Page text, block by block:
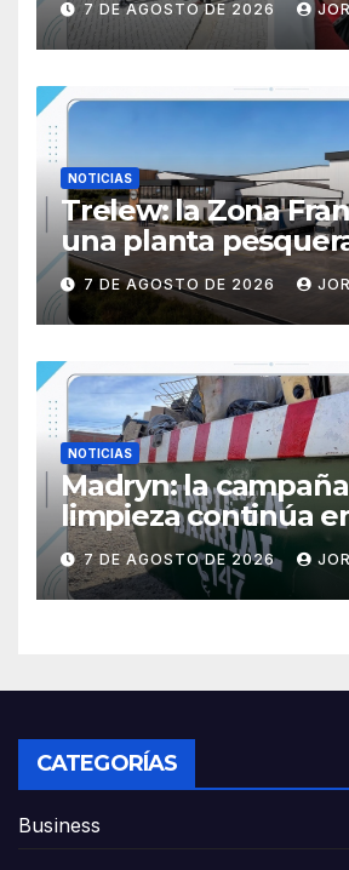
7 DE AGOSTO DE 2026
NOTICIAS
Trelew: la Zona
una planta
inversión de USD
y 400 nuevos
7 DE AGOSTO DE 2026
NOTICIAS
Madryn: la
limpieza continúa
barrios San Miguel
del Villar
7 DE AGOSTO DE 2026
CATEGORÍAS
Business